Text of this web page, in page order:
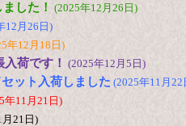
した！ (2025年12月26日)
12月26日)
年12月18日)
荷です！ (2025年12月5日)
ット入荷しました (2025年11月22
年11月21日)
月21日)